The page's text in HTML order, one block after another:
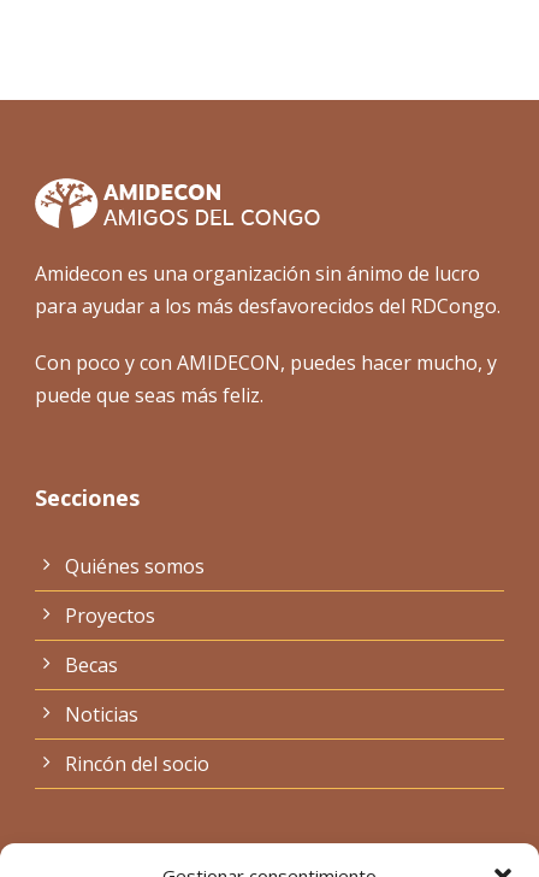
Amidecon es una organización sin ánimo de lucro
para ayudar a los más desfavorecidos del RDCongo.
Con poco y con AMIDECON, puedes hacer mucho, y
puede que seas más feliz.
Secciones
Quiénes somos
Proyectos
Becas
Noticias
Rincón del socio